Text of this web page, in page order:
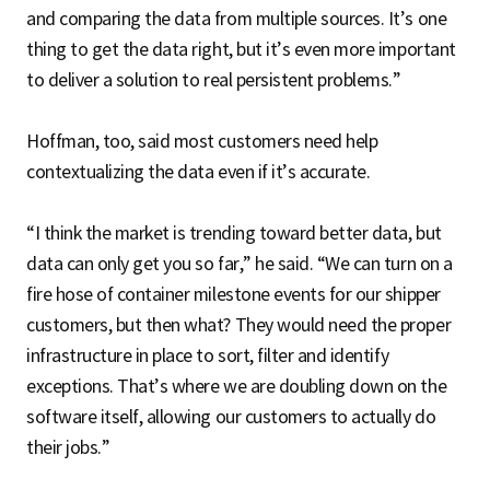
and comparing the data from multiple sources. It’s one
thing to get the data right, but it’s even more important
to deliver a solution to real persistent problems.”
Hoffman, too, said most customers need help
contextualizing the data even if it’s accurate.
“I think the market is trending toward better data, but
data can only get you so far,” he said. “We can turn on a
fire hose of container milestone events for our shipper
customers, but then what? They would need the proper
infrastructure in place to sort, filter and identify
exceptions. That’s where we are doubling down on the
software itself, allowing our customers to actually do
their jobs.”